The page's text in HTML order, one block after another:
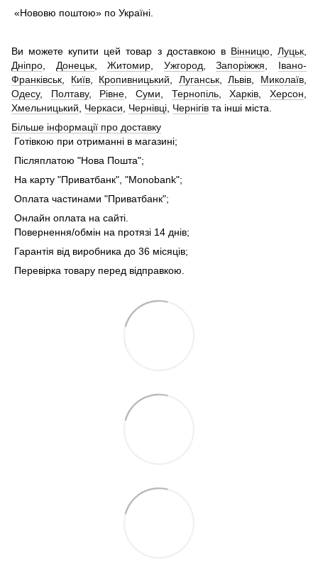
«Нововю поштою» по Україні.
Ви можете купити цей товар з доставкою в Вінницю ,Луцьк
Дніпро
Донецьк,Житомир Ужгород ,Запоріжжя
Івано-
Франківськ
Київ, Кропивницький Луганськ,Львів Миколаїв
Одесу, Полтаву, Рівне ,Суми Тернопіль,Харків ,Херсон
Хмельницький
Черкаси Чернівці Чернігів та інші міста.
Більше інформації про доставку
Готівкою при отриманні в магазині;
Післяплатою "Нова Пошта";
На карту "Приватбанк", "Monobank";
Оплата частинами "Приватбанк";
Онлайн оплата на сайті.
Повернення/обмін на протязі 14 днів;
Гарантія від виробника до 36 місяців;
Перевірка товару перед відправкою.